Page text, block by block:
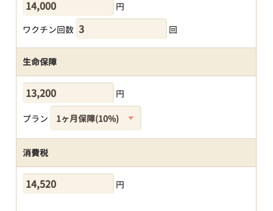
円
ワクチン回数
回
生命保障
円
プラン
消費税
円